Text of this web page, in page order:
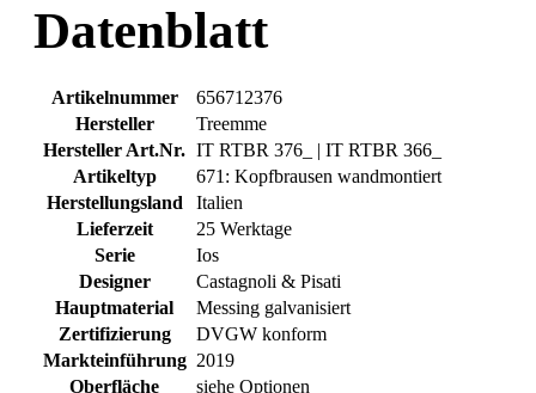
Datenblatt
Artikelnummer
656712376
Hersteller
Treemme
Hersteller Art.Nr. IT RTBR 376_ | IT RTBR 366_
Artikeltyp
671: Kopfbrausen wandmontiert
Herstellungsland
Italien
Lieferzeit
25 Werktage
Serie
Ios
Designer
Castagnoli & Pisati
Hauptmaterial
Messing galvanisiert
Zertifizierung
DVGW konform
Markteinführung 2019
Oberfläche
siehe Optionen